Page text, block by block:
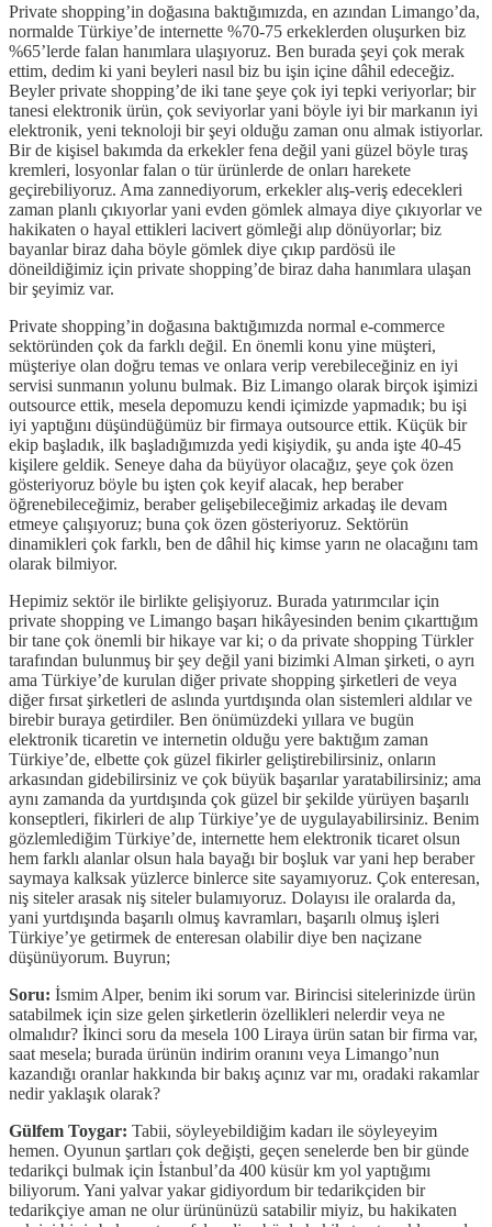
Private shopping’in doğasına baktığımızda, en azından Limango’da,
normalde Türkiye’de internette %70-75 erkeklerden oluşurken biz
%65’lerde falan hanımlara ulaşıyoruz. Ben burada şeyi çok merak
ettim, dedim ki yani beyleri nasıl biz bu işin içine dâhil edeceğiz.
Beyler private shopping’de iki tane şeye çok iyi tepki veriyorlar; bir
tanesi elektronik ürün, çok seviyorlar yani böyle iyi bir markanın iyi
elektronik, yeni teknoloji bir şeyi olduğu zaman onu almak istiyorlar.
Bir de kişisel bakımda da erkekler fena değil yani güzel böyle tıraş
kremleri, losyonlar falan o tür ürünlerde de onları harekete
geçirebiliyoruz. Ama zannediyorum, erkekler alış-veriş edecekleri
zaman planlı çıkıyorlar yani evden gömlek almaya diye çıkıyorlar ve
hakikaten o hayal ettikleri lacivert gömleği alıp dönüyorlar; biz
bayanlar biraz daha böyle gömlek diye çıkıp pardösü ile
döneildiğimiz için private shopping’de biraz daha hanımlara ulaşan
bir şeyimiz var.
Private shopping’in doğasına baktığımızda normal e-commerce
sektöründen çok da farklı değil. En önemli konu yine müşteri,
müşteriye olan doğru temas ve onlara verip verebileceğiniz en iyi
servisi sunmanın yolunu bulmak. Biz Limango olarak birçok işimizi
outsource ettik, mesela depomuzu kendi içimizde yapmadık; bu işi
iyi yaptığını düşündüğümüz bir firmaya outsource ettik. Küçük bir
ekip başladık, ilk başladığımızda yedi kişiydik, şu anda işte 40-45
kişilere geldik. Seneye daha da büyüyor olacağız, şeye çok özen
gösteriyoruz böyle bu işten çok keyif alacak, hep beraber
öğrenebileceğimiz, beraber gelişebileceğimiz arkadaş ile devam
etmeye çalışıyoruz; buna çok özen gösteriyoruz. Sektörün
dinamikleri çok farklı, ben de dâhil hiç kimse yarın ne olacağını tam
olarak bilmiyor.
Hepimiz sektör ile birlikte gelişiyoruz. Burada yatırımcılar için
private shopping ve Limango başarı hikâyesinden benim çıkarttığım
bir tane çok önemli bir hikaye var ki; o da private shopping Türkler
tarafından bulunmuş bir şey değil yani bizimki Alman şirketi, o ayrı
ama Türkiye’de kurulan diğer private shopping şirketleri de veya
diğer fırsat şirketleri de aslında yurtdışında olan sistemleri aldılar ve
birebir buraya getirdiler. Ben önümüzdeki yıllara ve bugün
elektronik ticaretin ve internetin olduğu yere baktığım zaman
Türkiye’de, elbette çok güzel fikirler geliştirebilirsiniz, onların
arkasından gidebilirsiniz ve çok büyük başarılar yaratabilirsiniz; ama
aynı zamanda da yurtdışında çok güzel bir şekilde yürüyen başarılı
konseptleri, fikirleri de alıp Türkiye’ye de uygulayabilirsiniz. Benim
gözlemlediğim Türkiye’de, internette hem elektronik ticaret olsun
hem farklı alanlar olsun hala bayağı bir boşluk var yani hep beraber
saymaya kalksak yüzlerce binlerce site sayamıyoruz. Çok enteresan,
niş siteler arasak niş siteler bulamıyoruz. Dolayısı ile oralarda da,
yani yurtdışında başarılı olmuş kavramları, başarılı olmuş işleri
Türkiye’ye getirmek de enteresan olabilir diye ben naçizane
düşünüyorum. Buyrun;
Soru: İsmim Alper, benim iki sorum var. Birincisi sitelerinizde ürün
satabilmek için size gelen şirketlerin özellikleri nelerdir veya ne
olmalıdır? İkinci soru da mesela 100 Liraya ürün satan bir firma var,
saat mesela; burada ürünün indirim oranını veya Limango’nun
kazandığı oranlar hakkında bir bakış açınız var mı, oradaki rakamlar
nedir yaklaşık olarak?
Gülfem Toygar: Tabii, söyleyebildiğim kadarı ile söyleyeyim
hemen. Oyunun şartları çok değişti, geçen senelerde ben bir günde
tedarikçi bulmak için İstanbul’da 400 küsür km yol yaptığımı
biliyorum. Yani yalvar yakar gidiyordum bir tedarikçiden bir
tedarikçiye aman ne olur ürününüzü satabilir miyiz, bu hakikaten